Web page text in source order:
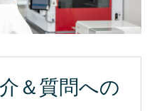
＆質問への